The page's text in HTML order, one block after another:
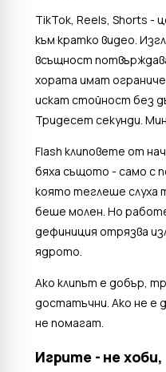
TikTok, Reels, Shorts -
към кратко видео.
всъщност
хората имат
искат стойност без
Тридесет секунди.
Flash клиповете от
бяха същото - само с
която теглеше слуха
беше молен. Но
дефиниция отрязва
ядрото.
Ако клипът е добър,
достатъчни. Ако не е
не помагат.
Игрите - не